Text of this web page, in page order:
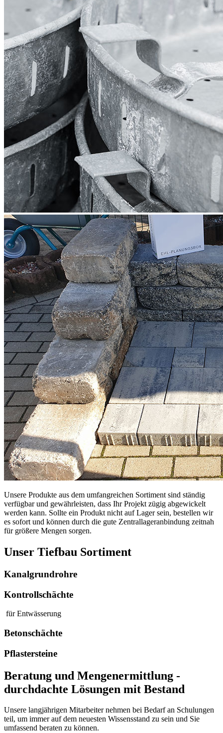
Unsere Produkte aus dem umfangreichen Sortiment sind ständig
verfügbar und gewährleisten, dass Ihr Projekt zügig abgewickelt
werden kann. Sollte ein Produkt nicht auf Lager sein, bestellen wir
es sofort und können durch die gute Zentrallageranbindung zeitnah
für größere Mengen sorgen.
Unser Tiefbau Sortiment
Kanalgrundrohre
Kontrollschächte
für Entwässerung
Betonschächte
Pflastersteine
Beratung und Mengenermittlung -
durchdachte Lösungen mit Bestand
Unsere langjährigen Mitarbeiter nehmen bei Bedarf an Schulungen
teil, um immer auf dem neuesten Wissensstand zu sein und Sie
umfassend beraten zu können.